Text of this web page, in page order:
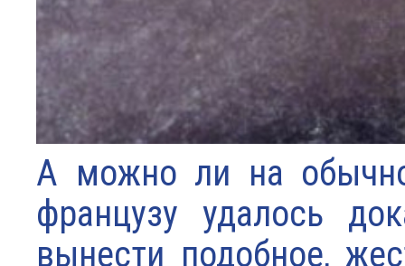
А можно ли на
французу удалось
вынести подобное,